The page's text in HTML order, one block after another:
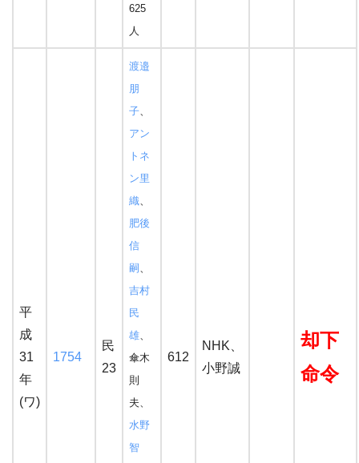
625
人
平
成
31
年
(ワ)
1754
民
23
渡邉
朋
子、
アン
トネ
ン里
織、
肥後
信
嗣 、
吉村
民
雄、
傘木
則
夫、
水野
智
612
NHK、
小野誠
却下
命令